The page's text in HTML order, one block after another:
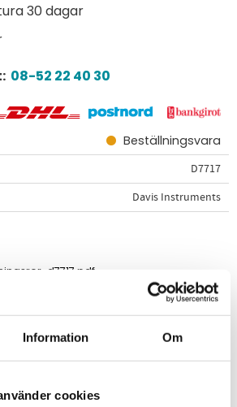
Information Om
cookies
30 dagar
08-52 22 40 30
Beställningsvara
D7717
Davis Instruments
d7717.pdf
Davis Instruments